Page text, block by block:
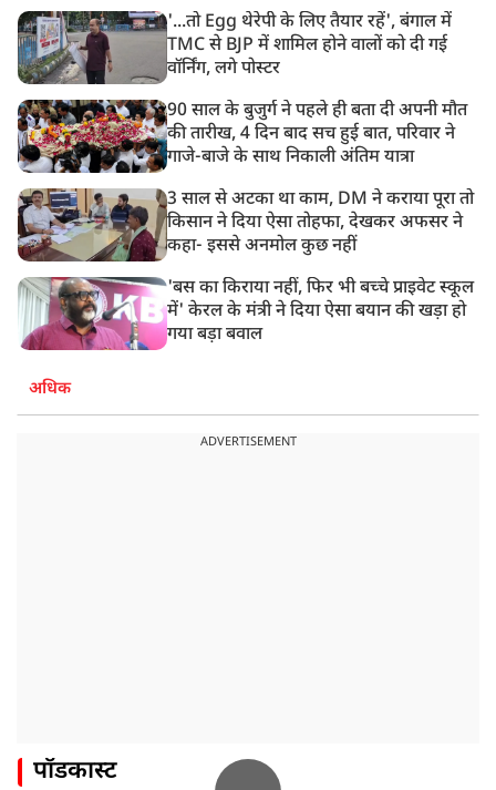
'...तो Egg थेरेपी के लिए तैयार रहें', बंगाल में
TMC से BJP में शामिल होने वालों को दी गई
वॉर्निंग, लगे पोस्टर
90 साल के बुजुर्ग ने पहले ही बता दी अपनी मौत
की तारीख, 4 दिन बाद सच हुई बात, परिवार ने
गाजे-बाजे के साथ निकाली अंतिम यात्रा
3 साल से अटका था काम, DM ने कराया पूरा तो
किसान ने दिया ऐसा तोहफा, देखकर अफसर ने
कहा- इससे अनमोल कुछ नहीं
'बस का किराया नहीं, फिर भी बच्चे प्राइवेट स्कूल
में' केरल के मंत्री ने दिया ऐसा बयान की खड़ा हो
गया बड़ा बवाल
अधिक
ADVERTISEMENT
पॉडकास्ट